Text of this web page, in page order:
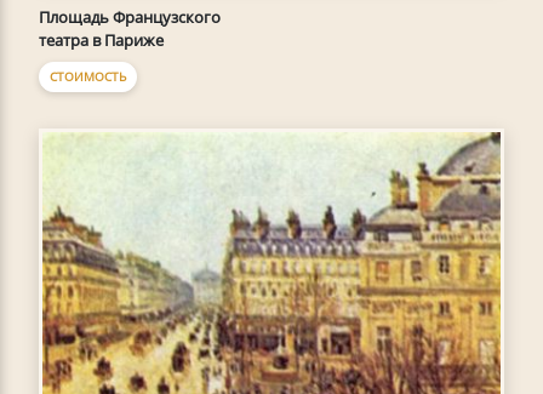
Площадь Французского
театра в Париже
СТОИМОСТЬ